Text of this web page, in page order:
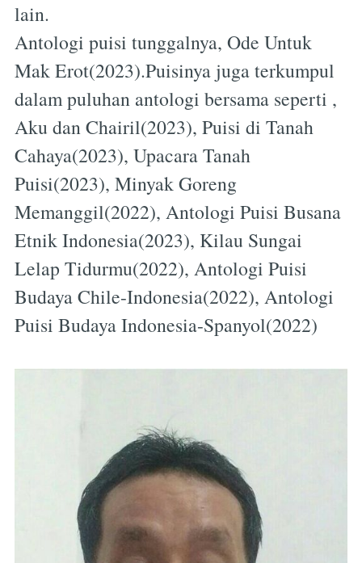
lain.
Antologi puisi tunggalnya, Ode Untuk
Mak Erot(2023).Puisinya juga terkumpul
dalam puluhan antologi bersama seperti ,
Aku dan Chairil(2023), Puisi di Tanah
Cahaya(2023), Upacara Tanah
Puisi(2023), Minyak Goreng
Memanggil(2022), Antologi Puisi Busana
Etnik Indonesia(2023), Kilau Sungai
Lelap Tidurmu(2022), Antologi Puisi
Budaya Chile-Indonesia(2022), Antologi
Puisi Budaya Indonesia-Spanyol(2022)